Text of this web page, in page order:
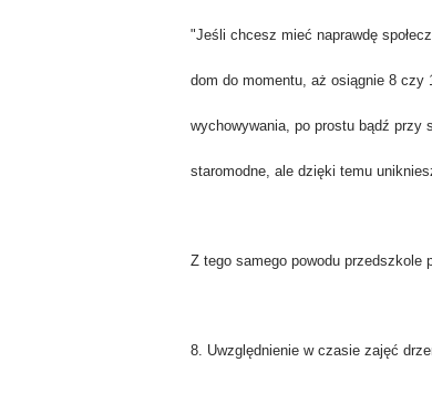
"Jeśli chcesz mieć naprawdę
dom do momentu, aż osiągnie 8 czy
wychowywania, po prostu bądź przy
staromodne, ale dzięki temu
Z tego samego powodu przedszkole
8. Uwzględnienie w czasie zajęć